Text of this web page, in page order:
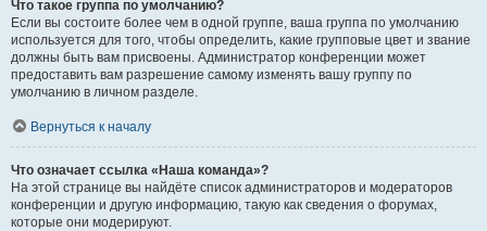
Что такое группа по умолчанию?
Если вы состоите более чем в одной группе, ваша группа по умолчанию
используется для того, чтобы определить, какие групповые цвет и звание
должны быть вам присвоены. Администратор конференции может
предоставить вам разрешение самому изменять вашу группу по
умолчанию в личном разделе.
Вернуться к началу
Что означает ссылка «Наша команда»?
На этой странице вы найдёте список администраторов и модераторов
конференции и другую информацию, такую как сведения о форумах,
которые они модерируют.